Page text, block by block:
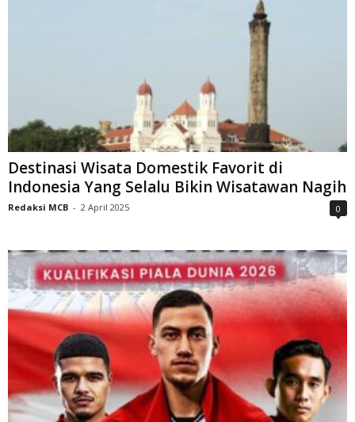
Destinasi Wisata Domestik Favorit di
Indonesia Yang Selalu Bikin Wisatawan Nagih
Redaksi MCB - 2 April 2025 0